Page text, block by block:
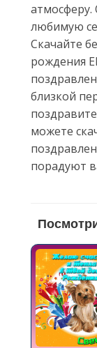
атмосферу.
любимую
Скачайте
рождения
близкой
можете
порадуют